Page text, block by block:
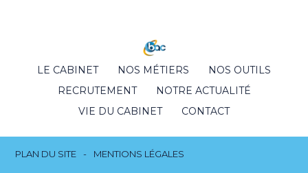
Footer
LE CABINET NOS MÉTIERS
NOS OUTILS
RECRUTEMENT
NOTRE ACTUALITÉ
VIE DU CABINET
CONTACT
Footer
PLAN DU SITE MENTIONS LÉGALES